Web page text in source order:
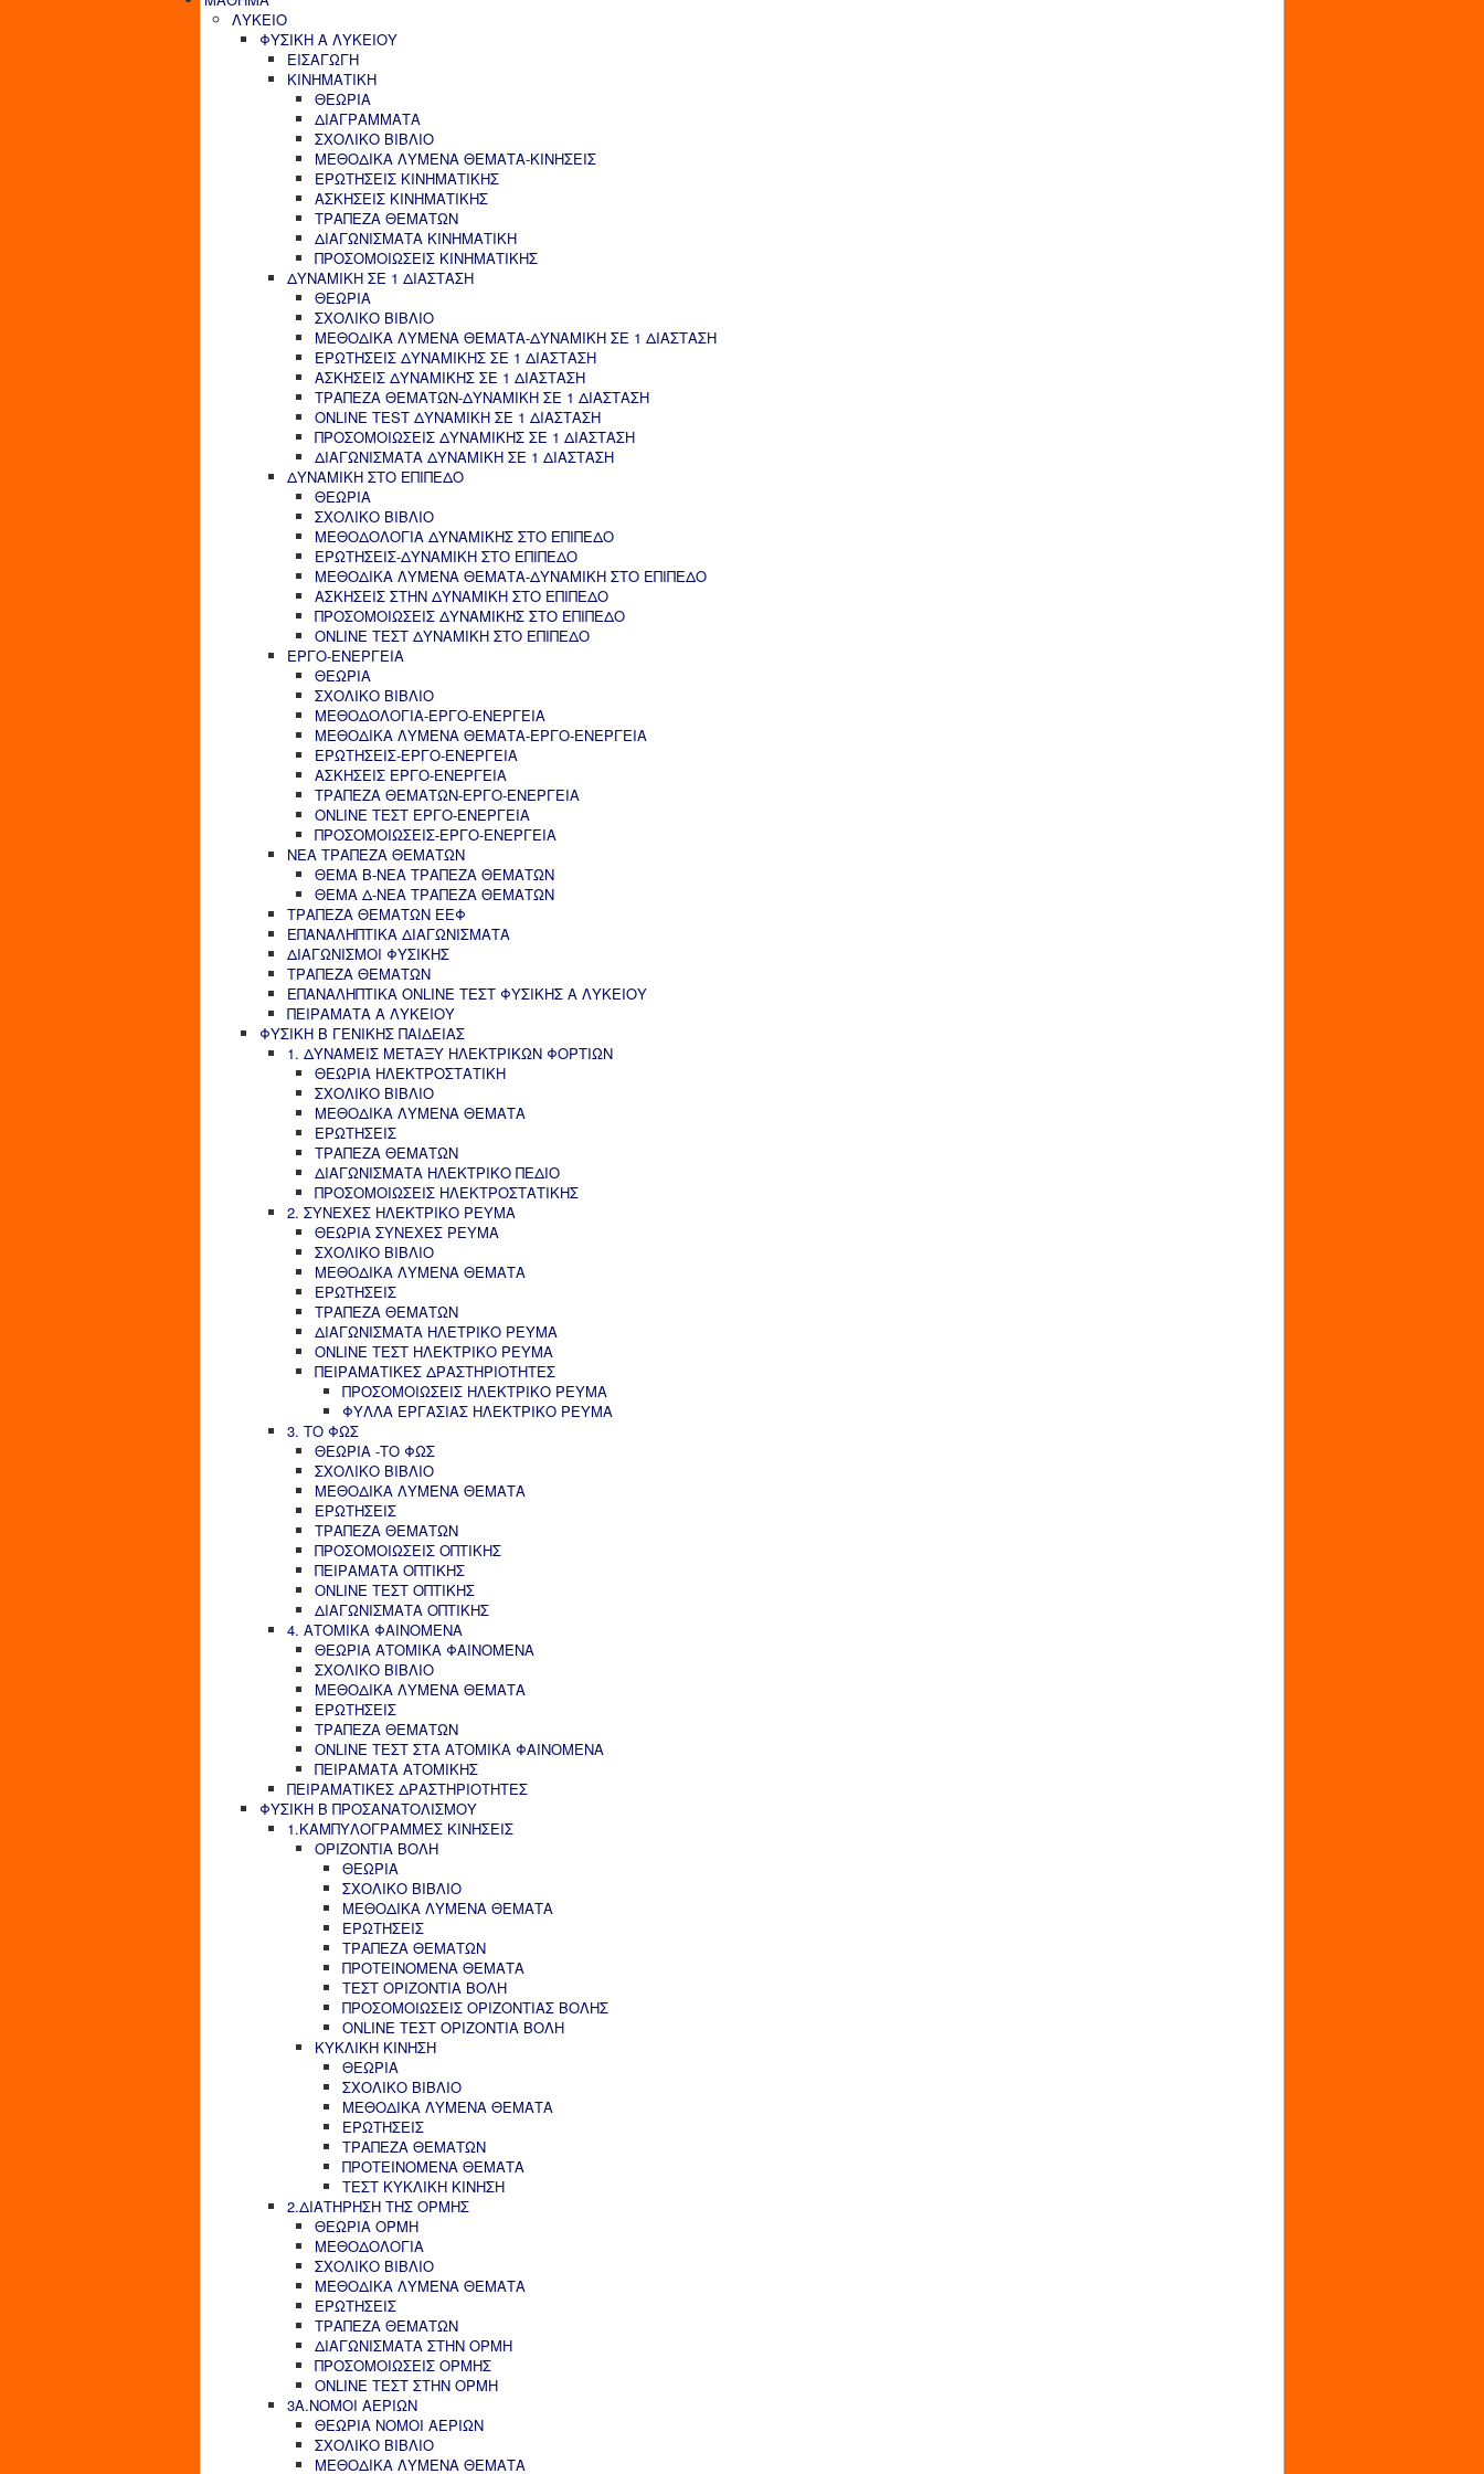
ΛΥΚΕΙΟ
ΦΥΣΙΚΗ Α ΛΥΚΕΙΟΥ
ΕΙΣΑΓΩΓΗ
ΚΙΝΗΜΑΤΙΚΗ
ΘΕΩΡΙΑ
ΔΙΑΓΡΑΜΜΑΤΑ
ΣΧΟΛΙΚΟ ΒΙΒΛΙΟ
ΜΕΘΟΔΙΚΑ ΛΥΜΕΝΑ ΘΕΜΑΤΑ-ΚΙΝΗΣΕΙΣ
ΕΡΩΤΗΣΕΙΣ ΚΙΝΗΜΑΤΙΚΗΣ
ΑΣΚΗΣΕΙΣ ΚΙΝΗΜΑΤΙΚΗΣ
ΤΡΑΠΕΖΑ ΘΕΜΑΤΩΝ
ΔΙΑΓΩΝΙΣΜΑΤΑ ΚΙΝΗΜΑΤΙΚΗ
ΠΡΟΣΟΜΟΙΩΣΕΙΣ ΚΙΝΗΜΑΤΙΚΗΣ
ΔΥΝΑΜΙΚΗ ΣΕ 1 ΔΙΑΣΤΑΣΗ
ΘΕΩΡΙΑ
ΣΧΟΛΙΚΟ ΒΙΒΛΙΟ
ΜΕΘΟΔΙΚΑ ΛΥΜΕΝΑ ΘΕΜΑΤΑ-ΔΥΝΑΜΙΚΗ ΣΕ 1 ΔΙΑΣΤΑΣΗ
ΕΡΩΤΗΣΕΙΣ ΔΥΝΑΜΙΚΗΣ ΣΕ 1 ΔΙΑΣΤΑΣΗ
ΑΣΚΗΣΕΙΣ ΔΥΝΑΜΙΚΗΣ ΣΕ 1 ΔΙΑΣΤΑΣΗ
ΤΡΑΠΕΖΑ ΘΕΜΑΤΩΝ-ΔΥΝΑΜΙΚΗ ΣΕ 1 ΔΙΑΣΤΑΣΗ
ONLINE TEST ΔΥΝΑΜΙΚΗ ΣΕ 1 ΔΙΑΣΤΑΣΗ
ΠΡΟΣΟΜΟΙΩΣΕΙΣ ΔΥΝΑΜΙΚΗΣ ΣΕ 1 ΔΙΑΣΤΑΣΗ
ΔΙΑΓΩΝΙΣΜΑΤΑ ΔΥΝΑΜΙΚΗ ΣΕ 1 ΔΙΑΣΤΑΣΗ
ΔΥΝΑΜΙΚΗ ΣΤΟ ΕΠΙΠΕΔΟ
ΘΕΩΡΙΑ
ΣΧΟΛΙΚΟ ΒΙΒΛΙΟ
ΜΕΘΟΔΟΛΟΓΙΑ ΔΥΝΑΜΙΚΗΣ ΣΤΟ ΕΠΙΠΕΔΟ
ΕΡΩΤΗΣΕΙΣ-ΔΥΝΑΜΙΚΗ ΣΤΟ ΕΠΙΠΕΔΟ
ΜΕΘΟΔΙΚΑ ΛΥΜΕΝΑ ΘΕΜΑΤΑ-ΔΥΝΑΜΙΚΗ ΣΤΟ ΕΠΙΠΕΔΟ
ΑΣΚΗΣΕΙΣ ΣΤΗΝ ΔΥΝΑΜΙΚΗ ΣΤΟ ΕΠΙΠΕΔΟ
ΠΡΟΣΟΜΟΙΩΣΕΙΣ ΔΥΝΑΜΙΚΗΣ ΣΤΟ ΕΠΙΠΕΔΟ
ONLINE ΤΕΣΤ ΔΥΝΑΜΙΚΗ ΣΤΟ ΕΠΙΠΕΔΟ
ΕΡΓΟ-ΕΝΕΡΓΕΙΑ
ΘΕΩΡΙΑ
ΣΧΟΛΙΚΟ ΒΙΒΛΙΟ
ΜΕΘΟΔΟΛΟΓΙΑ-ΕΡΓΟ-ΕΝΕΡΓΕΙΑ
ΜΕΘΟΔΙΚΑ ΛΥΜΕΝΑ ΘΕΜΑΤΑ-ΕΡΓΟ-ΕΝΕΡΓΕΙΑ
ΕΡΩΤΗΣΕΙΣ-ΕΡΓΟ-ΕΝΕΡΓΕΙΑ
ΑΣΚΗΣΕΙΣ ΕΡΓΟ-ΕΝΕΡΓΕΙΑ
ΤΡΑΠΕΖΑ ΘΕΜΑΤΩΝ-ΕΡΓΟ-ΕΝΕΡΓΕΙΑ
ONLINE ΤΕΣΤ ΕΡΓΟ-ΕΝΕΡΓΕΙΑ
ΠΡΟΣΟΜΟΙΩΣΕΙΣ-ΕΡΓΟ-ΕΝΕΡΓΕΙΑ
ΝΕΑ ΤΡΑΠΕΖΑ ΘΕΜΑΤΩΝ
ΘΕΜΑ Β-ΝΕΑ ΤΡΑΠΕΖΑ ΘΕΜΑΤΩΝ
ΘΕΜΑ Δ-ΝΕΑ ΤΡΑΠΕΖΑ ΘΕΜΑΤΩΝ
ΤΡΑΠΕΖΑ ΘΕΜΑΤΩΝ ΕΕΦ
ΕΠΑΝΑΛΗΠΤΙΚΑ ΔΙΑΓΩΝΙΣΜΑΤΑ
ΔΙΑΓΩΝΙΣΜΟΙ ΦΥΣΙΚΗΣ
ΤΡΑΠΕΖΑ ΘΕΜΑΤΩΝ
ΕΠΑΝΑΛΗΠΤΙΚΑ ONLINE ΤΕΣΤ ΦΥΣΙΚΗΣ Α ΛΥΚΕΙΟΥ
ΠΕΙΡΑΜΑΤΑ Α ΛΥΚΕΙΟΥ
ΦΥΣΙΚΗ Β ΓΕΝΙΚΗΣ ΠΑΙΔΕΙΑΣ
1. ΔΥΝΑΜΕΙΣ ΜΕΤΑΞΥ ΗΛΕΚΤΡΙΚΩΝ ΦΟΡΤΙΩΝ
ΘΕΩΡΙΑ ΗΛΕΚΤΡΟΣΤΑΤΙΚΗ
ΣΧΟΛΙΚΟ ΒΙΒΛΙΟ
ΜΕΘΟΔΙΚΑ ΛΥΜΕΝΑ ΘΕΜΑΤΑ
ΕΡΩΤΗΣΕΙΣ
ΤΡΑΠΕΖΑ ΘΕΜΑΤΩΝ
ΔΙΑΓΩΝΙΣΜΑΤΑ ΗΛΕΚΤΡΙΚΟ ΠΕΔΙΟ
ΠΡΟΣΟΜΟΙΩΣΕΙΣ ΗΛΕΚΤΡΟΣΤΑΤΙΚΗΣ
2. ΣΥΝΕΧΕΣ ΗΛΕΚΤΡΙΚΟ ΡΕΥΜΑ
ΘΕΩΡΙΑ ΣΥΝΕΧΕΣ ΡΕΥΜΑ
ΣΧΟΛΙΚΟ ΒΙΒΛΙΟ
ΜΕΘΟΔΙΚΑ ΛΥΜΕΝΑ ΘΕΜΑΤΑ
ΕΡΩΤΗΣΕΙΣ
ΤΡΑΠΕΖΑ ΘΕΜΑΤΩΝ
ΔΙΑΓΩΝΙΣΜΑΤΑ ΗΛΕΤΡΙΚΟ ΡΕΥΜΑ
ONLINE ΤΕΣΤ ΗΛΕΚΤΡΙΚΟ ΡΕΥΜΑ
ΠΕΙΡΑΜΑΤΙΚΕΣ ΔΡΑΣΤΗΡΙΟΤΗΤΕΣ
ΠΡΟΣΟΜΟΙΩΣΕΙΣ ΗΛΕΚΤΡΙΚΟ ΡΕΥΜΑ
ΦΥΛΛΑ ΕΡΓΑΣΙΑΣ ΗΛΕΚΤΡΙΚΟ ΡΕΥΜΑ
3. ΤΟ ΦΩΣ
ΘΕΩΡΙΑ -ΤΟ ΦΩΣ
ΣΧΟΛΙΚΟ ΒΙΒΛΙΟ
ΜΕΘΟΔΙΚΑ ΛΥΜΕΝΑ ΘΕΜΑΤΑ
ΕΡΩΤΗΣΕΙΣ
ΤΡΑΠΕΖΑ ΘΕΜΑΤΩΝ
ΠΡΟΣΟΜΟΙΩΣΕΙΣ ΟΠΤΙΚΗΣ
ΠΕΙΡΑΜΑΤΑ ΟΠΤΙΚΗΣ
ONLINE ΤΕΣΤ ΟΠΤΙΚΗΣ
ΔΙΑΓΩΝΙΣΜΑΤΑ ΟΠΤΙΚΗΣ
4. ΑΤΟΜΙΚΑ ΦΑΙΝΟΜΕΝΑ
ΘΕΩΡΙΑ ΑΤΟΜΙΚΑ ΦΑΙΝΟΜΕΝΑ
ΣΧΟΛΙΚΟ ΒΙΒΛΙΟ
ΜΕΘΟΔΙΚΑ ΛΥΜΕΝΑ ΘΕΜΑΤΑ
ΕΡΩΤΗΣΕΙΣ
ΤΡΑΠΕΖΑ ΘΕΜΑΤΩΝ
ONLINE ΤΕΣΤ ΣΤΑ ΑΤΟΜΙΚΑ ΦΑΙΝΟΜΕΝΑ
ΠΕΙΡΑΜΑΤΑ ΑΤΟΜΙΚΗΣ
ΠΕΙΡΑΜΑΤΙΚΕΣ ΔΡΑΣΤΗΡΙΟΤΗΤΕΣ
ΦΥΣΙΚΗ Β ΠΡΟΣΑΝΑΤΟΛΙΣΜΟΥ
1.ΚΑΜΠΥΛΟΓΡΑΜΜΕΣ ΚΙΝΗΣΕΙΣ
ΟΡΙΖΟΝΤΙΑ ΒΟΛΗ
ΘΕΩΡΙΑ
ΣΧΟΛΙΚΟ ΒΙΒΛΙΟ
ΜΕΘΟΔΙΚΑ ΛΥΜΕΝΑ ΘΕΜΑΤΑ
ΕΡΩΤΗΣΕΙΣ
ΤΡΑΠΕΖΑ ΘΕΜΑΤΩΝ
ΠΡΟΤΕΙΝΟΜΕΝΑ ΘΕΜΑΤΑ
ΤΕΣΤ ΟΡΙΖΟΝΤΙΑ ΒΟΛΗ
ΠΡΟΣΟΜΟΙΩΣΕΙΣ ΟΡΙΖΟΝΤΙΑΣ ΒΟΛΗΣ
ONLINE ΤΕΣΤ ΟΡΙΖΟΝΤΙΑ ΒΟΛΗ
ΚΥΚΛΙΚΗ ΚΙΝΗΣΗ
ΘΕΩΡΙΑ
ΣΧΟΛΙΚΟ ΒΙΒΛΙΟ
ΜΕΘΟΔΙΚΑ ΛΥΜΕΝΑ ΘΕΜΑΤΑ
ΕΡΩΤΗΣΕΙΣ
ΤΡΑΠΕΖΑ ΘΕΜΑΤΩΝ
ΠΡΟΤΕΙΝΟΜΕΝΑ ΘΕΜΑΤΑ
ΤΕΣΤ ΚΥΚΛΙΚΗ ΚΙΝΗΣΗ
2.ΔΙΑΤΗΡΗΣΗ ΤΗΣ ΟΡΜΗΣ
ΘΕΩΡΙΑ ΟΡΜΗ
ΜΕΘΟΔΟΛΟΓΙΑ
ΣΧΟΛΙΚΟ ΒΙΒΛΙΟ
ΜΕΘΟΔΙΚΑ ΛΥΜΕΝΑ ΘΕΜΑΤΑ
ΕΡΩΤΗΣΕΙΣ
ΤΡΑΠΕΖΑ ΘΕΜΑΤΩΝ
ΔΙΑΓΩΝΙΣΜΑΤΑ ΣΤΗΝ ΟΡΜΗ
ΠΡΟΣΟΜΟΙΩΣΕΙΣ ΟΡΜΗΣ
ONLINE ΤΕΣΤ ΣΤΗΝ ΟΡΜΗ
3Α.ΝΟΜΟΙ ΑΕΡΙΩΝ
ΘΕΩΡΙΑ ΝΟΜΟΙ ΑΕΡΙΩΝ
ΣΧΟΛΙΚΟ ΒΙΒΛΙΟ
ΜΕΘΟΔΙΚΑ ΛΥΜΕΝΑ ΘΕΜΑΤΑ